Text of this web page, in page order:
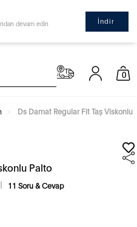
devam edin İndir
0
Ds Damat Regular Fit Taş Viskonlu
Palto
11 Soru & Cevap